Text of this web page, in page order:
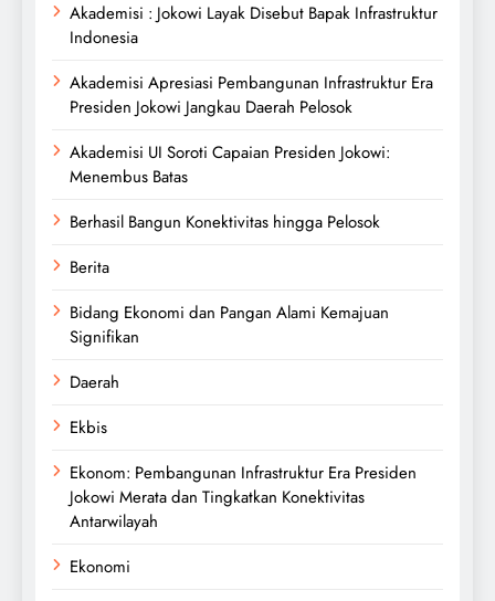
Akademisi : Jokowi Layak Disebut Bapak Infrastruktur
Indonesia
Akademisi Apresiasi Pembangunan Infrastruktur Era
Presiden Jokowi Jangkau Daerah Pelosok
Akademisi UI Soroti Capaian Presiden Jokowi:
Menembus Batas
Berhasil Bangun Konektivitas hingga Pelosok
Berita
Bidang Ekonomi dan Pangan Alami Kemajuan
Signifikan
Daerah
Ekbis
Ekonom: Pembangunan Infrastruktur Era Presiden
Jokowi Merata dan Tingkatkan Konektivitas
Antarwilayah
Ekonomi